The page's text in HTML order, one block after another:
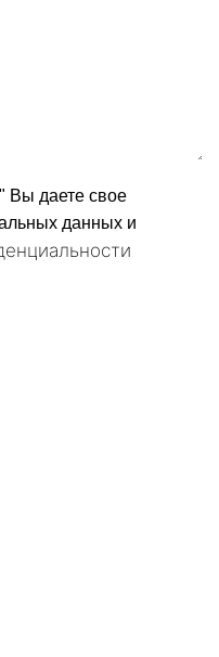
Вы даете свое
данных и